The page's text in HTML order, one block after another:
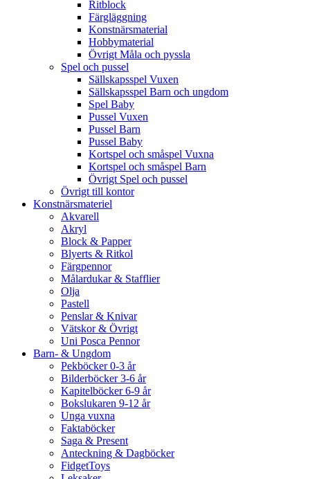
Ritblock
Färgläggning
Konstnärsmaterial
Hobbymaterial
Övrigt Måla och pyssla
Spel och pussel
Sällskapsspel Vuxen
Sällskapsspel Barn och ungdom
Spel Baby
Pussel Vuxen
Pussel Barn
Pussel Baby
Kortspel och småspel Vuxna
Kortspel och småspel Barn
Övrigt Spel och pussel
Övrigt till kontor
Konstnärsmateriel
Akvarell
Akryl
Block & Papper
Blyerts & Ritkol
Färgpennor
Målardukar & Stafflier
Olja
Pastell
Penslar & Knivar
Vätskor & Övrigt
Uni Posca Pennor
Barn- & Ungdom
Pekböcker 0-3 år
Bilderböcker 3-6 år
Kapitelböcker 6-9 år
Bokslukaren 9-12 år
Unga vuxna
Faktaböcker
Saga & Present
Anteckning & Dagböcker
FidgetToys